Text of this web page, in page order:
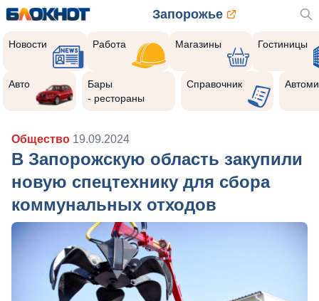
Запорожье
Новости Работа Магазины Гостиницы
Авто
Бары
- рестораны
Справочник
Общество 19.09.2024
В Запорожскую область закупили
новую спецтехнику для сбора
коммунальных отходов